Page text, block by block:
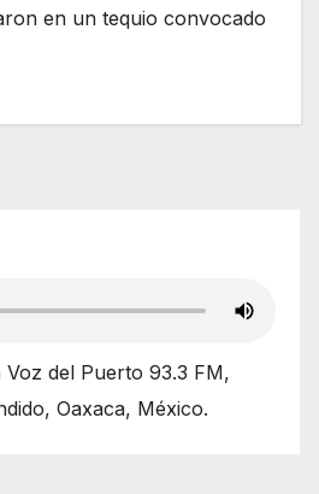
en un tequio convocado
del Puerto 93.3 FM,
Oaxaca, México.